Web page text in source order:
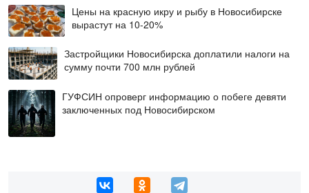
Цены на красную икру и рыбу в Новосибирске
вырастут на 10-20%
Застройщики Новосибирска доплатили налоги на
сумму почти 700 млн рублей
ГУФСИН опроверг информацию о побеге девяти
заключенных под Новосибирском